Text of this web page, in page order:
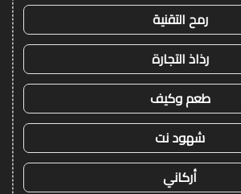
رمح التقنية
رذاذ التجارة
طعم وكيف
شهود نت
أركاني